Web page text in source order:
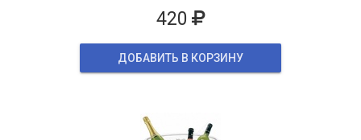
420
ДОБАВИТЬ В КОРЗИНУ